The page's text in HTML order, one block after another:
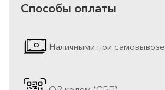
Способы оплаты
Наличными при самовывозе